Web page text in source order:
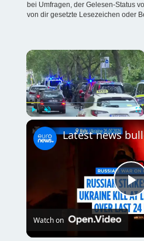
bei Umfragen, der Gelesen-Status
von dir gesetzte Lesezeichen oder
×
P
Watch on